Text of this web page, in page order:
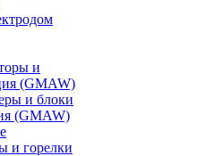
и
(GMAW)
и блоки
(GMAW)
и горелки